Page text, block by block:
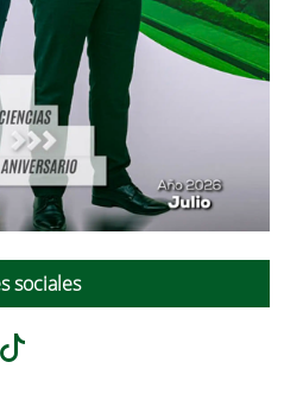
sociales